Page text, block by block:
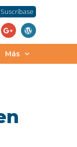
Suscríbase
Más